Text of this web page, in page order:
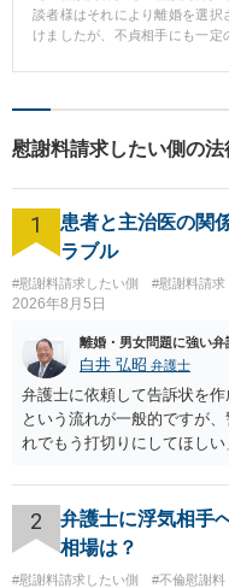
談者様はそれにより離婚を選択
けましたが、不貞相手にも一
を調べ、慰謝料の支払いを求
慰謝料請求したい側の
1
患者と主治医の関
ラブル
#慰謝料請求したい側 #慰謝料請求
2026年8月5日
離婚・男女問題に強い弁
白井 弘昭 弁護士
弁護士に依頼して告訴状を
という流れが一般的ですが
れでもう打切りにしてほし
検察庁に訴えるのもありか
は、結局所轄だと思われま
ないです。 一度、最寄りの
談してみてはいかがでしょ
2
弁護士に浮気相手
相場は？
#慰謝料請求したい側 #不倫慰謝料